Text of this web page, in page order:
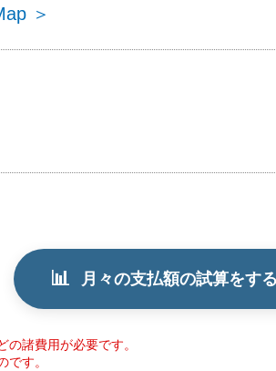
＞
📊 月々の支払額の試算をす
諸費用が必要です。
す。